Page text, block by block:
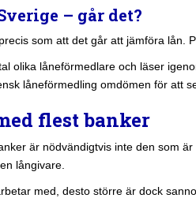
– går det?
precis som att det går att jämföra lån.
olika låneförmedlare och läser
låneförmedling omdömen för att
flest banker
är nödvändigtvis inte den som
långivare.
med, desto större är dock